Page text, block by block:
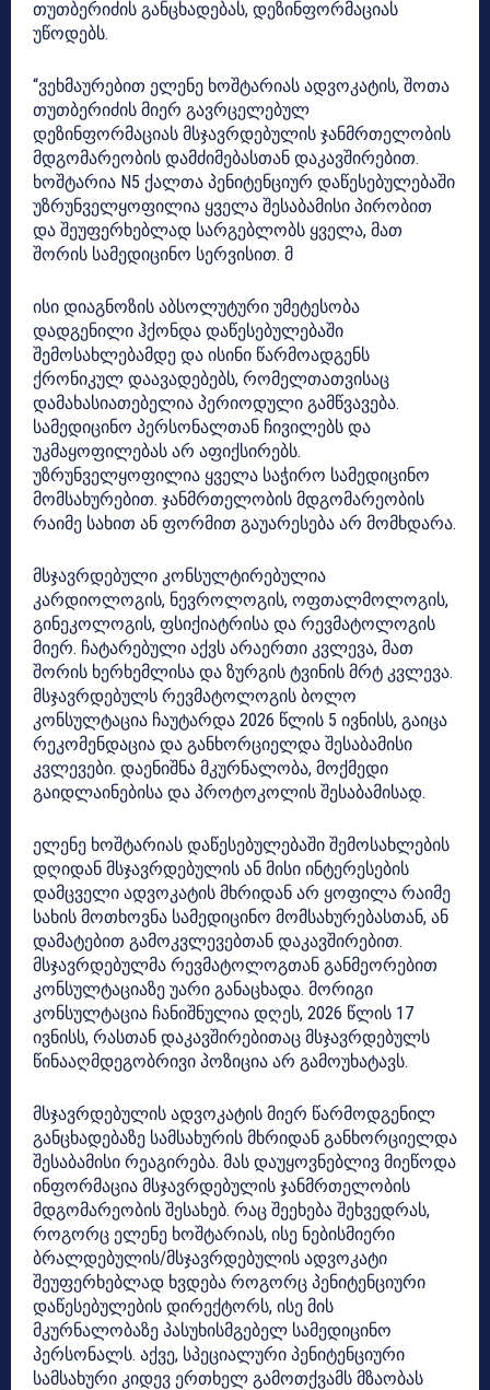
თუთბერიძის განცხადებას, დეზინფორმაციას
უწოდებს.
“ვეხმაურებით ელენე ხოშტარიას ადვოკატის, შოთა
თუთბერიძის მიერ გავრცელებულ
დეზინფორმაციას მსჯავრდებულის ჯანმრთელობის
მდგომარეობის დამძიმებასთან დაკავშირებით.
ხოშტარია N5 ქალთა პენიტენციურ დაწესებულებაში
უზრუნველყოფილია ყველა შესაბამისი პირობით
და შეუფერხებლად სარგებლობს ყველა, მათ
შორის სამედიცინო სერვისით. მ
ისი დიაგნოზის აბსოლუტური უმეტესობა
დადგენილი ჰქონდა დაწესებულებაში
შემოსახლებამდე და ისინი წარმოადგენს
ქრონიკულ დაავადებებს, რომელთათვისაც
დამახასიათებელია პერიოდული გამწვავება.
სამედიცინო პერსონალთან ჩივილებს და
უკმაყოფილებას არ აფიქსირებს.
უზრუნველყოფილია ყველა საჭირო სამედიცინო
მომსახურებით. ჯანმრთელობის მდგომარეობის
რაიმე სახით ან ფორმით გაუარესება არ მომხდარა.
მსჯავრდებული კონსულტირებულია
კარდიოლოგის, ნევროლოგის, ოფთალმოლოგის,
გინეკოლოგის, ფსიქიატრისა და რევმატოლოგის
მიერ. ჩატარებული აქვს არაერთი კვლევა, მათ
შორის ხერხემლისა და ზურგის ტვინის მრტ კვლევა.
მსჯავრდებულს რევმატოლოგის ბოლო
კონსულტაცია ჩაუტარდა 2026 წლის 5 ივნისს, გაიცა
რეკომენდაცია და განხორციელდა შესაბამისი
კვლევები. დაენიშნა მკურნალობა, მოქმედი
გაიდლაინებისა და პროტოკოლის შესაბამისად.
ელენე ხოშტარიას დაწესებულებაში შემოსახლების
დღიდან მსჯავრდებულის ან მისი ინტერესების
დამცველი ადვოკატის მხრიდან არ ყოფილა რაიმე
სახის მოთხოვნა სამედიცინო მომსახურებასთან, ან
დამატებით გამოკვლევებთან დაკავშირებით.
მსჯავრდებულმა რევმატოლოგთან განმეორებით
კონსულტაციაზე უარი განაცხადა. მორიგი
კონსულტაცია ჩანიშნულია დღეს, 2026 წლის 17
ივნისს, რასთან დაკავშირებითაც მსჯავრდებულს
წინააღმდეგობრივი პოზიცია არ გამოუხატავს.
მსჯავრდებულის ადვოკატის მიერ წარმოდგენილ
განცხადებაზე სამსახურის მხრიდან განხორციელდა
შესაბამისი რეაგირება. მას დაუყოვნებლივ მიეწოდა
ინფორმაცია მსჯავრდებულის ჯანმრთელობის
მდგომარეობის შესახებ. რაც შეეხება შეხვედრას,
როგორც ელენე ხოშტარიას, ისე ნებისმიერი
ბრალდებულის/მსჯავრდებულის ადვოკატი
შეუფერხებლად ხვდება როგორც პენიტენციური
დაწესებულების დირექტორს, ისე მის
მკურნალობაზე პასუხისმგებელ სამედიცინო
პერსონალს. აქვე, სპეციალური პენიტენციური
სამსახური კიდევ ერთხელ გამოთქვამს მზაობას